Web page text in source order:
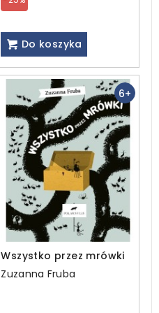
Do koszyka
6+
Wszystko przez mrówki
Zuzanna Fruba